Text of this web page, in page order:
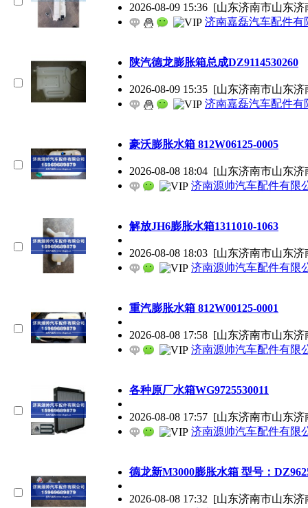
2026-08-09 15:36 [山东济南市山东
济南嘉磊汽车配件有
陕汽德龙膨胀箱总成DZ9114530260
2026-08-09 15:35 [山东济南市山东
济南嘉磊汽车配件有
豪沃膨胀水箱 812W06125-0005
2026-08-08 18:04 [山东济南市山东
济南源帅汽车配件有限
解放JH6膨胀水箱1311010-1063
2026-08-08 18:03 [山东济南市山东
济南源帅汽车配件有限
重汽膨胀水箱 812W00125-0001
2026-08-08 17:58 [山东济南市山东
济南源帅汽车配件有限
各种原厂水箱WG9725530011
2026-08-08 17:57 [山东济南市山东
济南源帅汽车配件有限
德龙新M3000膨胀水箱 型号：
2026-08-08 17:32 [山东济南市山东